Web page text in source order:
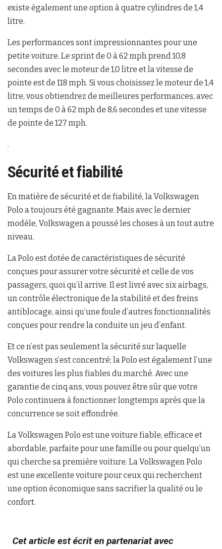
existe également une option à quatre cylindres de 1,4
litre.
Les performances sont impressionnantes pour une
petite voiture. Le sprint de 0 à 62 mph prend 10,8
secondes avec le moteur de 1,0 litre et la vitesse de
pointe est de 118 mph. Si vous choisissez le moteur de 1,4
litre, vous obtiendrez de meilleures performances, avec
un temps de 0 à 62 mph de 8,6 secondes et une vitesse
de pointe de 127 mph.
.
Sécurité et fiabilité
En matière de sécurité et de fiabilité, la Volkswagen
Polo a toujours été gagnante. Mais avec le dernier
modèle, Volkswagen a poussé les choses à un tout autre
niveau.
La Polo est dotée de caractéristiques de sécurité
conçues pour assurer votre sécurité et celle de vos
passagers, quoi qu’il arrive. Il est livré avec six airbags,
un contrôle électronique de la stabilité et des freins
antiblocage, ainsi qu’une foule d’autres fonctionnalités
conçues pour rendre la conduite un jeu d’enfant.
Et ce n’est pas seulement la sécurité sur laquelle
Volkswagen s’est concentré; la Polo est également l’une
des voitures les plus fiables du marché. Avec une
garantie de cinq ans, vous pouvez être sûr que votre
Polo continuera à fonctionner longtemps après que la
concurrence se soit effondrée.
La Volkswagen Polo est une voiture fiable, efficace et
abordable, parfaite pour une famille ou pour quelqu’un
qui cherche sa première voiture. La Volkswagen Polo
est une excellente voiture pour ceux qui recherchent
une option économique sans sacrifier la qualité ou le
confort.
Cet article est écrit en partenariat avec